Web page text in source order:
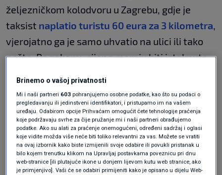
željezničkom kolodvoru u Zagrebu, gdje je
taksist naplatio turistu 60 eura za 3 kilometra,
vjerojatno ga je samo uhvatio na ulici ili tako
nešto. Po zakonu, cijene moraju biti istaknute
pogotovo kad imate prtljagu i žurite se.
UVIJEK naručite Uber, Bolt ili sličnu uslugu,
nikad ne ulazite u nasumične taksije, pogotovo
bez da prvoprovjerite cijenu na vratima.
Stoga, molim vas, uživajte u našoj zemlji, ali
Brinemo o vašoj privatnosti
Mi i naši partneri 603 pohranjujemo osobne podatke, kao što su podaci o
pregledavanju ili jedinstveni identifikatori, i pristupamo im na vašem
uređaju. Odabirom opcije Prihvaćam omogućit ćete tehnologije praćenja
koje podržavaju svrhe za čije pružanje mi i naši partneri obrađujemo
podatke. Ako su alati za praćenje onemogućeni, određeni sadržaj i oglasi
koje vidite možda više neće biti toliko relevantni za vas. Možete se vratiti
na ovaj izbornik kako biste izmijenili svoje odabire ili povukli pristanak u
bilo kojem trenutku klikom na Upravljaj postavkama poveznicu pri dnu
web-stranice [ili plutajuće ikone u donjem lijevom kutu web stranice, ako
je primjenjivo]. Vaši će se odabiri primijeniti kako je opisano u dijelu Web-